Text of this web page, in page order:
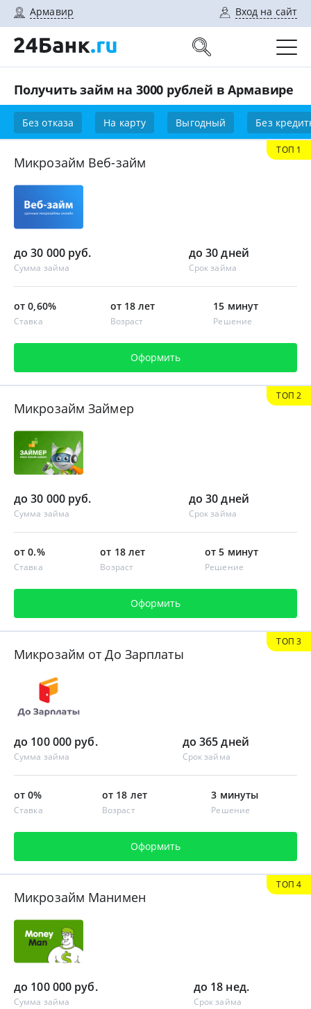
Армавир Вход на сайт
Получить займ на 3000 рублей в Армавире
Без отказа На карту Выгодный Без
Микрозайм Веб-займ
до 30 000 руб.
Сумма займа
до 30 дней
Срок займа
от 0,60%
Ставка
от 18 лет
Возраст
15 минут
Решение
Оформить
ТОП 1
Микрозайм Займер
до 30 000 руб.
Сумма займа
до 30 дней
Срок займа
от 0.%
Ставка
от 18 лет
Возраст
от 5 минут
Решение
Оформить
ТОП 2
Микрозайм от До Зарплаты
до 100 000 руб.
Сумма займа
до 365 дней
Срок займа
от 0%
Ставка
от 18 лет
Возраст
3 минуты
Решение
Оформить
ТОП 3
Микрозайм Манимен
до 100 000 руб.
Сумма займа
до 18 нед.
Срок займа
ТОП 4